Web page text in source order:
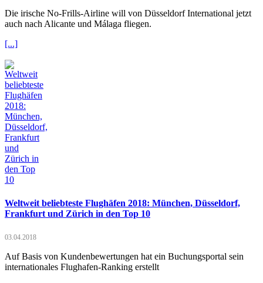
Die irische No-Frills-Airline will von Düsseldorf International jetzt
auch nach Alicante und Málaga fliegen.
[...]
Weltweit beliebteste Flughäfen 2018: München, Düsseldorf,
Frankfurt und Zürich in den Top 10
03.04.2018
Auf Basis von Kundenbewertungen hat ein Buchungsportal sein
internationales Flughafen-Ranking erstellt